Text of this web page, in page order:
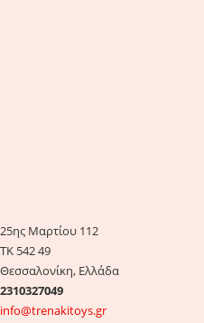
25ης Μαρτίου 112
ΤΚ 542 49
Θεσσαλονίκη, Ελλάδα
2310327049
info@trenakitoys.gr